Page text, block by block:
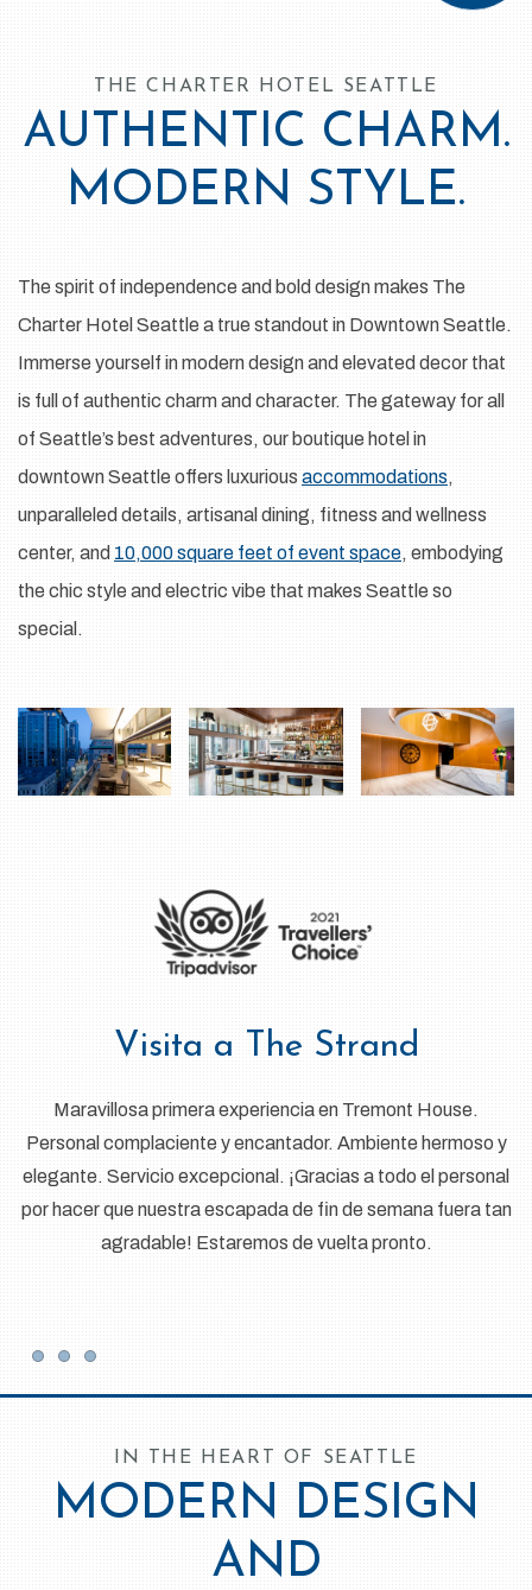
THE CHARTER HOTEL SEATTLE
AUTHENTIC CHARM.
MODERN STYLE.
The spirit of independence and bold design makes The
Charter Hotel Seattle a true standout in Downtown Seattle.
Immerse yourself in modern design and elevated decor that
is full of authentic charm and character. The gateway for all
of Seattle’s best adventures, our boutique hotel in
downtown Seattle offers luxurious accommodations,
unparalleled details, artisanal dining, fitness and wellness
center, and 10,000 square feet of event space, embodying
the chic style and electric vibe that makes Seattle so
special.
Visita a The Strand
Maravillosa primera experiencia en Tremont House.
Personal complaciente y encantador. Ambiente hermoso y
elegante. Servicio excepcional. ¡Gracias a todo el personal
por hacer que nuestra escapada de fin de semana fuera tan
agradable! Estaremos de vuelta pronto.
IN THE HEART OF SEATTLE
MODERN DESIGN
AND